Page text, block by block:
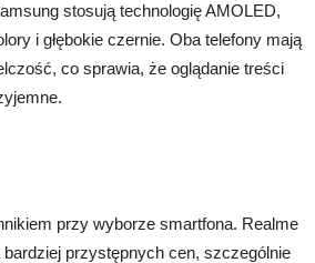
stosują technologię AMOLED,
i głębokie czernie. Oba telefony mają
co sprawia, że oglądanie treści
przy wyborze smartfona. Realme
przystępnych cen, szczególnie